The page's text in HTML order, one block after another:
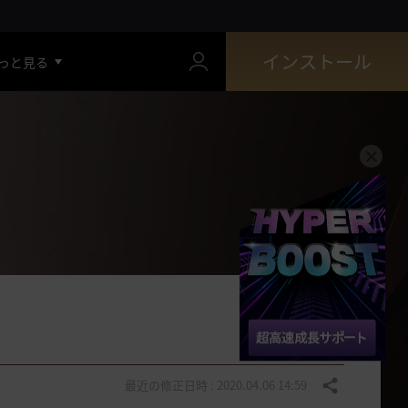
と見る インストール
共有する